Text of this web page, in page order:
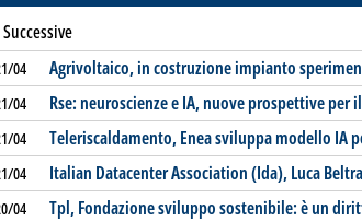
Successive
04 Agrivoltaico, in costruzione impianto
04 Rse: neuroscienze e IA, nuove prospettive per
04 Teleriscaldamento, Enea sviluppa modello IA
04 Italian Datacenter Association (Ida), Luca
04 Tpl, Fondazione sviluppo sostenibile: è un